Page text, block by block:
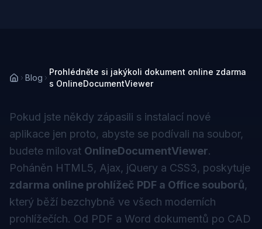
Blog
Prohlédněte si jakýkoli dokument online zdarma
s OnlineDocumentViewer
Pokud jste někdy zápasili s instalací nové
aplikace jen proto, abyste se podívali na soubor,
budete milovat OnlineDocumentViewer.
Poháněn HTML5, Ajax, jQuery a CSS3, poskytuje
zdarma online prohlížeč PDF a Office souborů,
který běží bezchybně ve všech moderních
prohlížečích. Od PDF a Word dokumentů po CAD